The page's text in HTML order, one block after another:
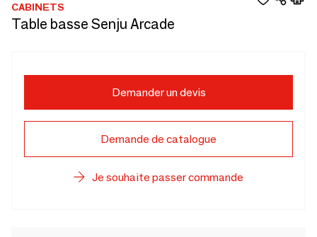
CABINETS
Table basse Senju Arcade
Demander un devis
Demande de catalogue
Je souhaite passer commande